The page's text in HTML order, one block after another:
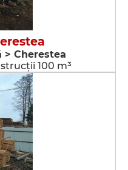
> Cherestea
100 m³